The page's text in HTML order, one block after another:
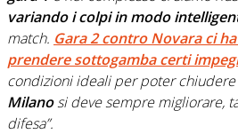
variando i colpi in modo
match. Gara 2 contro Novara ci
prendere sottogamba certi
condizioni ideali per poter
Milanosi deve sempre migliorare,
difesa”.